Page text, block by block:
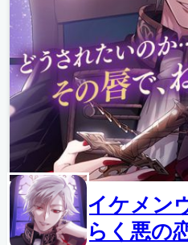
イケメン
らく悪の